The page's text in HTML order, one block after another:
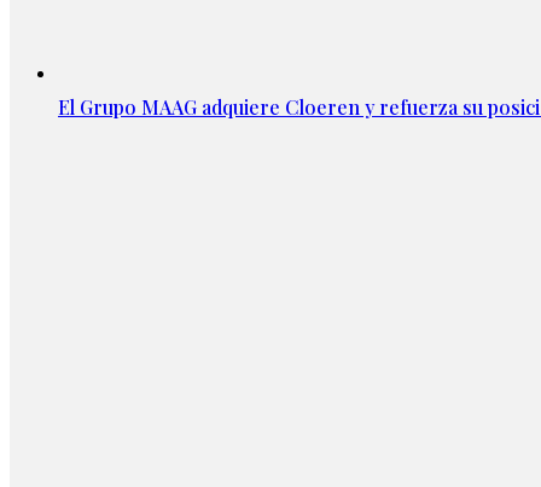
El Grupo MAAG adquiere Cloeren y refuerza su